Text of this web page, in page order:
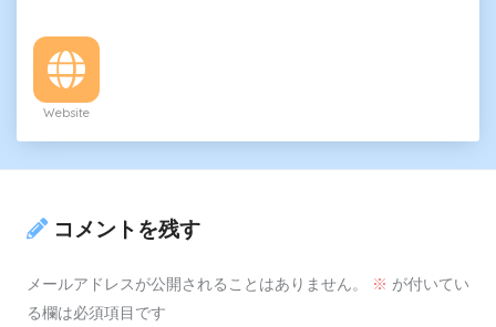
Website
コメントを残す
メールアドレスが公開されることはありません。 ※ が付いてい
る欄は必須項目です